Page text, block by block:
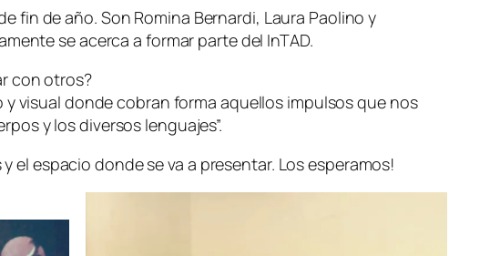
fin de año. Son Romina Bernardi, Laura Paolino y
se acerca a formar parte del InTAD.
con otros?
visual donde cobran forma aquellos impulsos que nos
y los diversos lenguajes”.
el espacio donde se va a presentar. Los esperamos!